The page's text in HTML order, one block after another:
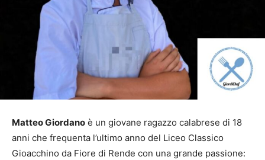
Matteo Giordano è un giovane ragazzo calabrese di 18
anni che frequenta l’ultimo anno del Liceo Classico
Gioacchino da Fiore di Rende con una grande passione: